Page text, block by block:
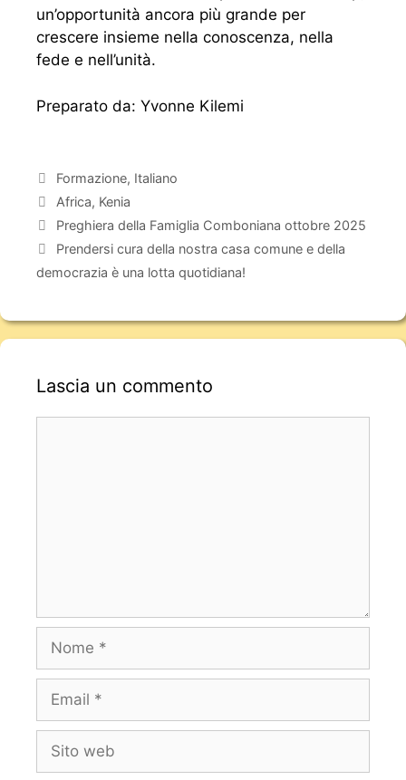
un’opportunità ancora più grande per
crescere insieme nella conoscenza, nella
fede e nell’unità.
Preparato da: Yvonne Kilemi
Formazione, Italiano
Africa, Kenia
Preghiera della Famiglia Comboniana ottobre 2025
Prendersi cura della nostra casa comune e della
democrazia è una lotta quotidiana!
Lascia un commento